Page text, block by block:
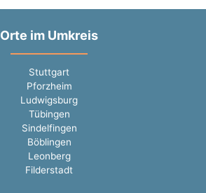
Orte im Umkreis
Stuttgart
Pforzheim
Ludwigsburg
Tübingen
Sindelfingen
Böblingen
Leonberg
Filderstadt